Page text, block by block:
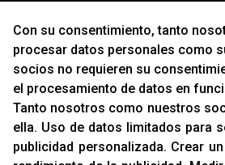
PROMOCIONES
MARCAS
MARCAS
Con su consentimiento, tanto
procesar datos personales como
socios no requieren su
el procesamiento de datos en
Tanto nosotros como nuestros
ella. Uso de datos limitados para
publicidad personalizada. Crear